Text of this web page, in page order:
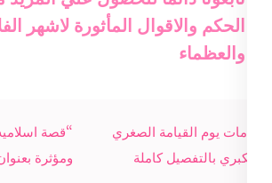
الحكم والاقوال المأثورة لاشهر
والعظماء
Post
navigation
“قصة
ومؤثرة
علامات يوم القيامة الصغري
والكبري بالتفصيل كاملة